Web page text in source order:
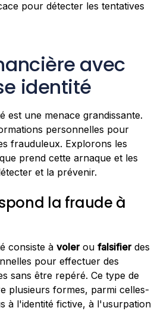
pour détecter les tentatives
avec
identité
est une menace grandissante.
personnelles pour
frauduleux. Explorons les
prend cette arnaque et les
et la prévenir.
la fraude à
consiste àvoleroufalsifierdes
pour effectuer des
sans être repéré. Ce type de
plusieurs formes, parmi celles-
à l'identité fictive, à l'usurpation